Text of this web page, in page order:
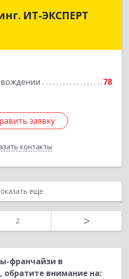
ИТ-ЭКСПЕРТ
78
заявку
контакты
ИТ-ЭКСПЕРТ
край, Большой Камень г,
заявку
Назад
еще
2 >
франчайзи в
обратите внимание на: